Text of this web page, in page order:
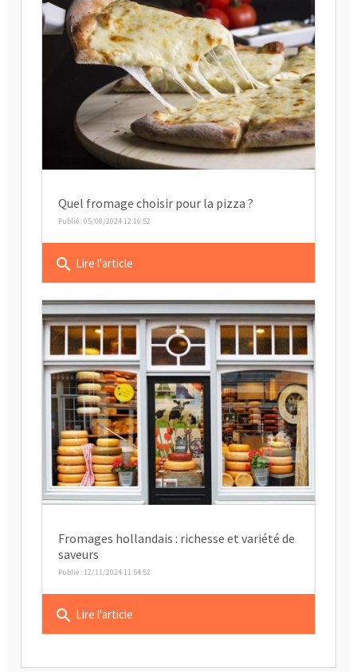
Quel fromage choisir pour la pizza ?
Publié : 05/08/2024 12:16:52
search Lire l'article
Fromages hollandais : richesse et variété de
saveurs
Publié : 12/11/2024 11:54:52
search Lire l'article